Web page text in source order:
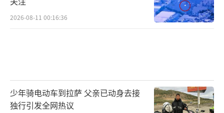
2026-08-11 00:16:36
少年骑电动车到拉萨 父亲已动身去接
独行引发全网热议